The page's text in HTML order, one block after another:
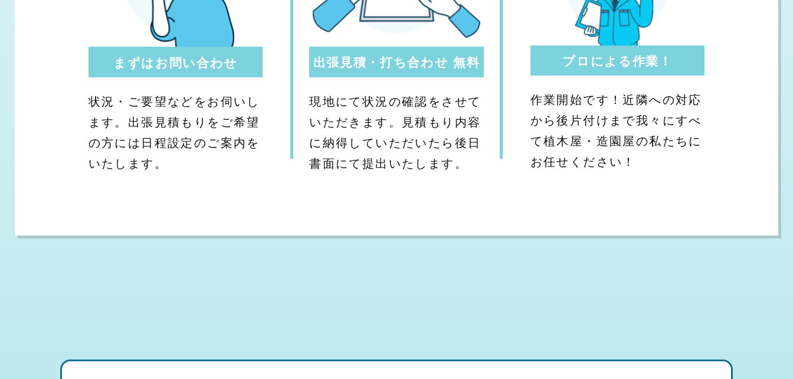
まずはお問い合わせ
状況・ご要望などをお伺いし
ます。出張見積もりをご希望
の方には日程設定のご案内を
いたします。
出張見積・打ち合わせ 無料
現地にて状況の確認をさせて
いただきます。見積もり内容
に納得していただいたら後日
書面にて提出いたします。
プロによる作業！
作業開始です！近隣への対応
から後片付けまで我々にすべ
て植木屋・造園屋の私たちに
お任せください！